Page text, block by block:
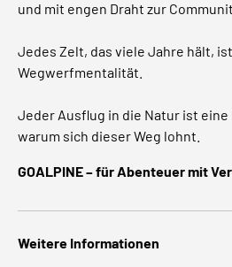
und mit engen Draht zur
Jedes Zelt, das viele Jahre hält,
Wegwerfmentalität.
Jeder Ausflug in die Natur ist
warum sich dieser Weg lohnt.
GOALPINE – für Abenteuer mit
Weitere Informationen